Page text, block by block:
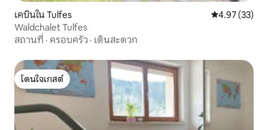
เคบินใน Tulfes คะแนนเฉลี่ย
4.97 (33)
Waldchalet Tulfes
สถานที่ · ครอบครัว · เดินสะดวก
โดนใจเกสต์
โดนใจเกสต์